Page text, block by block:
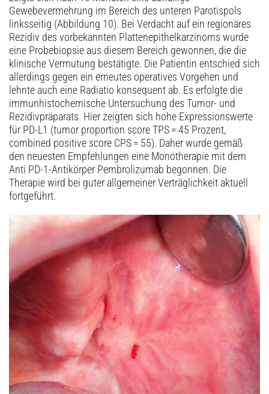
Gewebevermehrung im Bereich des unteren Parotispols
linksseitig (Abbildung 10). Bei Verdacht auf ein regionäres
Rezidiv des vorbekannten Platten­epithelkarzinoms wurde
eine Probebiopsie aus diesem Bereich gewonnen, die die
klinische Vermutung bestätigte. Die Patientin entschied sich
allerdings gegen ein erneutes operatives Vorgehen und
lehnte auch eine Radiatio konsequent ab. Es erfolgte die
immunhistochemische Untersuchung des Tumor- und
Rezidivpräparats. Hier zeigten sich hohe Expressionswerte
für PD-L1 (tumor proportion score TPS = 45 Prozent,
combined positive score CPS = 55). Daher wurde gemäß
den neuesten Empfehlungen eine Monotherapie mit dem
Anti PD-1-Antikörper Pembrolizumab begonnen. Die
Therapie wird bei guter allgemeiner Verträglichkeit aktuell
fortgeführt.